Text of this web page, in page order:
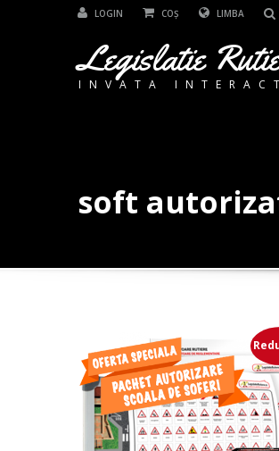
LOGIN COȘ LIMBA
Legislatie
INVATA
soft